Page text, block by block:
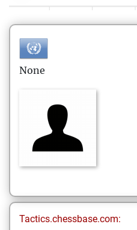
None
Tactics.chessbase.com: